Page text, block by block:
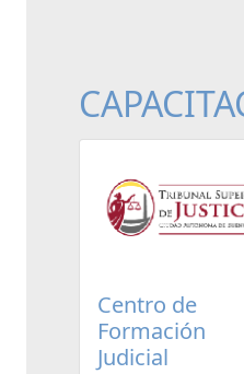
Centro de
Formación
Judicial